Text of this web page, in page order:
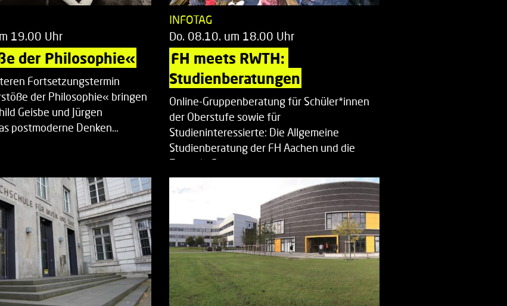
19.00 Uhr
der Philosophie«
Fortsetzungstermin
der Philosophie« bringen
Geisbe und Jürgen
postmoderne Denken…
INFOTAG
Do. 08.10. um 18.00 Uhr
FH meets RWTH:
Studienberatungen
Online-Gruppenberatung für Schüler*innen
der Oberstufe sowie für
Studieninteressierte: Die Allgemeine
Studienberatung der FH Aachen und die
Zentrale Studienberatung…